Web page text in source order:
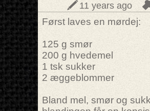
11 years ago
Først laves en mørdej:
125 g smør
200 g hvedemel
1 tsk sukker
2 æggeblommer
Bland mel, smør og